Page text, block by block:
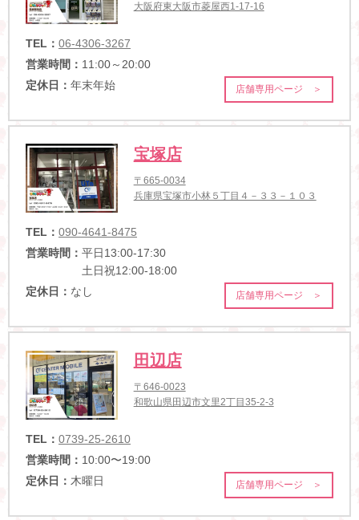
大阪府東大阪市菱屋西1-17-16
TEL： 06-4306-3267
営業時間： 11:00～20:00
定休日： 年末年始 店舗専用ページ ＞
宝塚店
〒665-0034
兵庫県宝塚市小林５丁目４－３３－１０３
TEL： 090-4641-8475
営業時間： 平日13:00-17:30
土日祝12:00-18:00
定休日： なし 店舗専用ページ ＞
田辺店
〒646-0023
和歌山県田辺市文里2丁目35-2-3
TEL： 0739-25-2610
営業時間： 10:00〜19:00
定休日： 木曜日 店舗専用ページ ＞